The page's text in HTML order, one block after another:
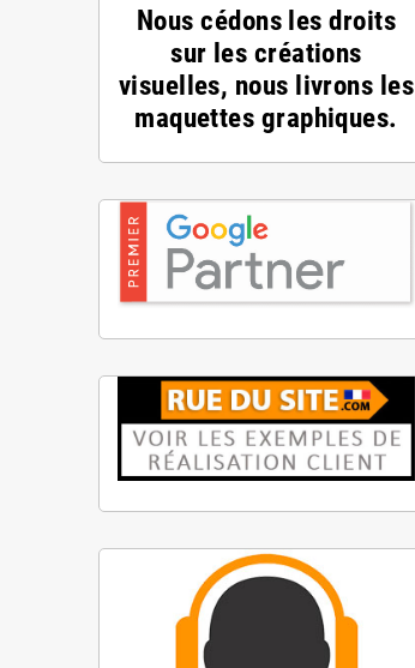
Nous cédons les droits
sur les créations
visuelles, nous livrons les
maquettes graphiques.